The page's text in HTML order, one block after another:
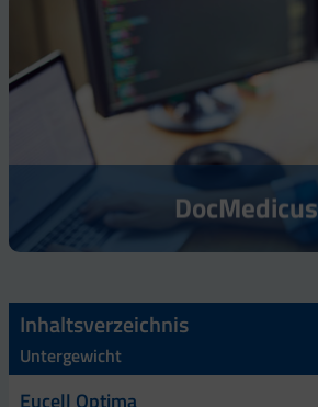
DocMedicus
Inhaltsverzeichnis
Untergewicht
Eucell Optima